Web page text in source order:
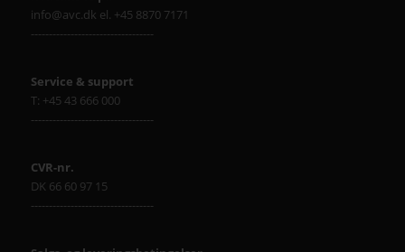
info@avc.dk el. +45 8870 7171
----------------------------------
Service & support
T: +45 43 666 000
----------------------------------
CVR-nr.
DK 66 60 97 15
----------------------------------